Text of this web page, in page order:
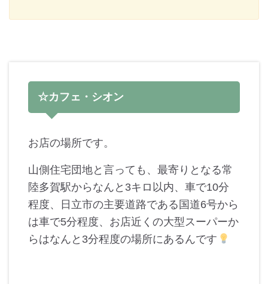
☆カフェ・シオン
お店の場所です。
山側住宅団地と言っても、最寄りとなる常
陸多賀駅からなんと3キロ以内、車で10分
程度、日立市の主要道路である国道6号から
は車で5分程度、お店近くの大型スーパーか
らはなんと3分程度の場所にあるんです